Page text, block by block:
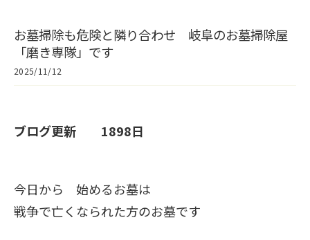
お墓掃除も危険と隣り合わせ 岐阜のお墓掃除屋
「磨き専隊」です
2025/11/12
ブログ更新 1898日
今日から 始めるお墓は
戦争で亡くなられた方のお墓です